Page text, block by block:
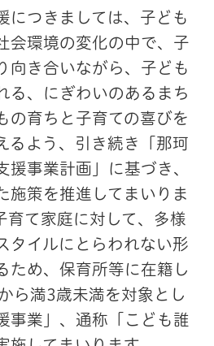
につきましては、子ども
会環境の変化の中で、子
向き合いながら、子ども
る、にぎわいのあるまち
の育ちと子育ての喜びを
るよう、引き続き「那珂
援事業計画」に基づき、
施策を推進してまいりま
育て家庭に対して、多様
タイルにとらわれない形
ため、保育所等に在籍し
ら満3歳未満を対象とし
事業」、通称「こども誰